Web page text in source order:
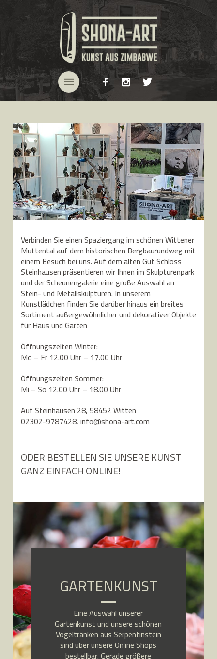
Verbinden Sie einen Spaziergang im schönen Wittener
Muttental auf dem historischen Bergbaurundweg mit
einem Besuch bei uns. Auf dem alten Gut Schloss
Steinhausen präsentieren wir Ihnen im Skulpturenpark
und der Scheunengalerie eine große Auswahl an
Stein- und Metallskulpturen. In unserem
Kunstlädchen finden Sie darüber hinaus ein breites
Sortiment außergewöhnlicher und dekorativer Objekte
für Haus und Garten
Öffnungszeiten Winter:
Mo – Fr 12.00 Uhr – 17.00 Uhr
Öffnungszeiten Sommer:
Mi – So 12.00 Uhr – 18.00 Uhr
Auf Steinhausen 28, 58452 Witten
02302-9787428, info@shona-art.com
ODER BESTELLEN SIE UNSERE KUNST
GANZ EINFACH ONLINE!
GARTENKUNST
Eine Auswahl unserer
Gartenkunst und unsere schönen
Vogeltränken aus Serpentinstein
sind über unsere Online Shops
bestellbar. Gerade größere